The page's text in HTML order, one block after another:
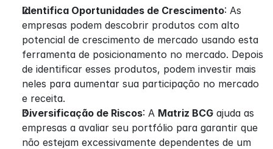
Identifica Oportunidades de Crescimento: As
empresas podem descobrir produtos com alto
potencial de crescimento de mercado usando esta
ferramenta de posicionamento no mercado. Depois
de identificar esses produtos, podem investir mais
neles para aumentar sua participação no mercado
e receita.
Diversificação de Riscos: A Matriz BCG ajuda as
empresas a avaliar seu portfólio para garantir que
não estejam excessivamente dependentes de um